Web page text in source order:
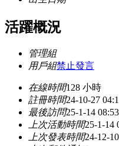
活躍概況
管理組
用戶組禁止發言
在線時間128 小時
註冊時間24-10-27
最後訪問25-1-14
上次活動時間25-1-14
上次發表時間24-12-